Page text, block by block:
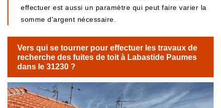
effectuer est aussi un paramètre qui peut faire varier la
somme d'argent nécessaire.
Vers qui se tourner pour effectuer les travaux de
recherche des fuites de toit à Labastide Paumes
dans le 31230 ?